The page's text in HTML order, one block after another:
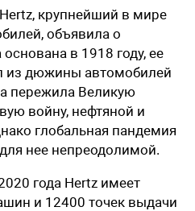
крупнейший в мире
объявила о
в 1918 году, ее
из дюжины автомобилей
пережила Великую
войну, нефтяной и
глобальная пандемия
нее непреодолимой.
года Hertz имеет
и 12400 точек выдачи